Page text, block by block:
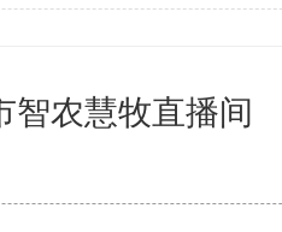
智农慧牧直播间